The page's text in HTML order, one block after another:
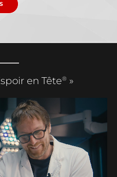
en Tête® »